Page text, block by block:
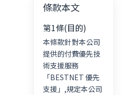
條款本文
第1條(目的)
本條款針對本公司
提供的付費優先技
術支援服務
「BESTNET 優先
支援」,規定本公司